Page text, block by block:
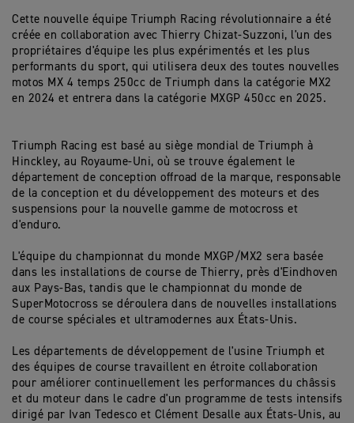
Cette nouvelle équipe Triumph Racing révolutionnaire a été
créée en collaboration avec Thierry Chizat-Suzzoni, l'un des
propriétaires d'équipe les plus expérimentés et les plus
performants du sport, qui utilisera deux des toutes nouvelles
motos MX 4 temps 250cc de Triumph dans la catégorie MX2
en 2024 et entrera dans la catégorie MXGP 450cc en 2025.
Triumph Racing est basé au siège mondial de Triumph à
Hinckley, au Royaume-Uni, où se trouve également le
département de conception offroad de la marque, responsable
de la conception et du développement des moteurs et des
suspensions pour la nouvelle gamme de motocross et
d'enduro.
L'équipe du championnat du monde MXGP/MX2 sera basée
dans les installations de course de Thierry, près d'Eindhoven
aux Pays-Bas, tandis que le championnat du monde de
SuperMotocross se déroulera dans de nouvelles installations
de course spéciales et ultramodernes aux États-Unis.
Les départements de développement de l'usine Triumph et
des équipes de course travaillent en étroite collaboration
pour améliorer continuellement les performances du châssis
et du moteur dans le cadre d'un programme de tests intensifs
dirigé par Ivan Tedesco et Clément Desalle aux États-Unis, au